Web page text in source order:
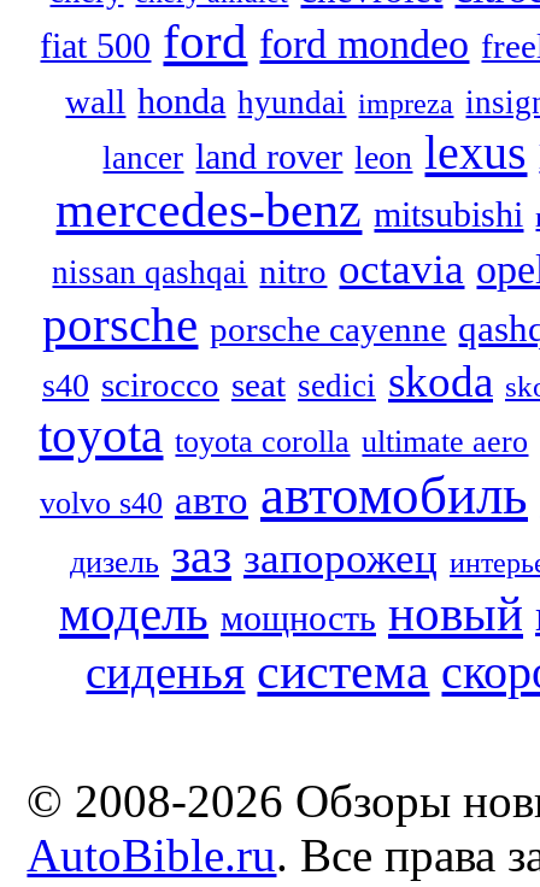
fiat 500 ford ford mondeo
wall honda hyundai impreza
lancer land rover leon lexus
mercedes-benz mitsubishi
nissan qashqai nitro octavia
porsche porsche cayenne
s40 scirocco seat sedici skoda
toyota toyota corolla ultimate aero
volvo s40 авто автомобиль
дизель заз запорожец
модель мощность новый
сиденья система
© 2008-2026 Обзоры
AutoBible.ru. Все права